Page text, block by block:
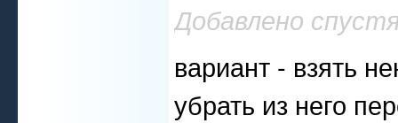
Добавлено
вариант - взять
убрать из него